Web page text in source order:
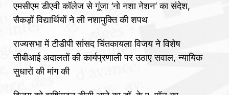
एमसीएम डीएवी कॉलेज से गूंजा ‘नो नशा नेशन’ का संदेश,
सैकड़ों विद्यार्थियों ने ली नशामुक्ति की शपथ
राज्यसभा में टीडीपी सांसद चिंतकायला विजय ने विशेष
सीबीआई अदालतों की कार्यप्रणाली पर उठाए सवाल, न्यायिक
सुधारों की मांग की